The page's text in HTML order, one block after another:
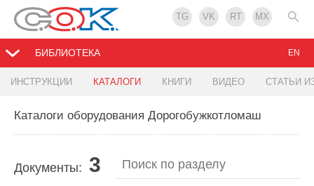
TG VK RT MX
БИБЛИОТЕКА
ИНСТРУКЦИИ КАТАЛОГИ КНИГИ ВИДЕО СТАТЬИ
EN
Каталоги оборудования Дорогобужкотломаш
Документы: 3